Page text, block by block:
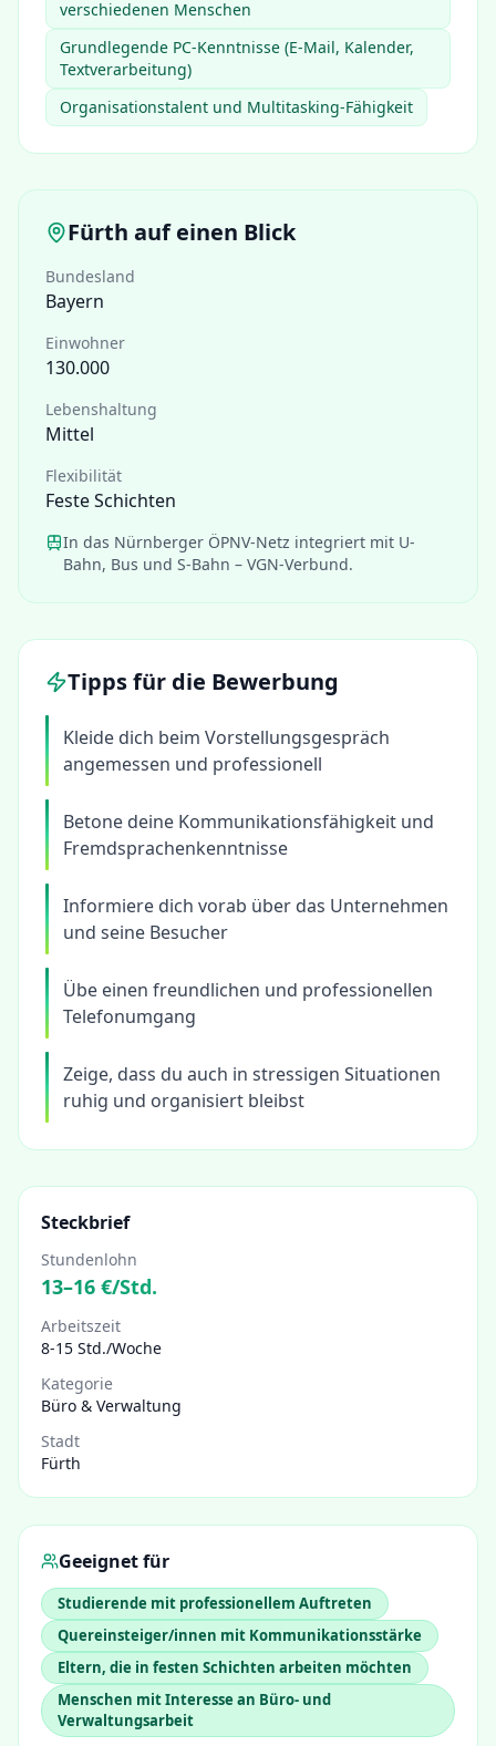
verschiedenen Menschen
Grundlegende PC-Kenntnisse (E-Mail, Kalender,
Textverarbeitung)
Organisationstalent und Multitasking-Fähigkeit
Fürth auf einen Blick
Bundesland
Bayern
Einwohner
130.000
Lebenshaltung
Mittel
Flexibilität
Feste Schichten
In das Nürnberger ÖPNV-Netz integriert mit U-
Bahn, Bus und S-Bahn – VGN-Verbund.
Tipps für die Bewerbung
Kleide dich beim Vorstellungsgespräch
angemessen und professionell
Betone deine Kommunikationsfähigkeit und
Fremdsprachenkenntnisse
Informiere dich vorab über das Unternehmen
und seine Besucher
Übe einen freundlichen und professionellen
Telefonumgang
Zeige, dass du auch in stressigen Situationen
ruhig und organisiert bleibst
Steckbrief
Stundenlohn
13–16 €/Std.
Arbeitszeit
8-15 Std./Woche
Kategorie
Büro & Verwaltung
Stadt
Fürth
Geeignet für
Studierende mit professionellem Auftreten
Quereinsteiger/innen mit Kommunikationsstärke
Eltern, die in festen Schichten arbeiten möchten
Menschen mit Interesse an Büro- und
Verwaltungsarbeit